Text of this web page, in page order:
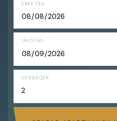
ÉRKEZÉS
TÁVOZÁS
VENDÉGEK